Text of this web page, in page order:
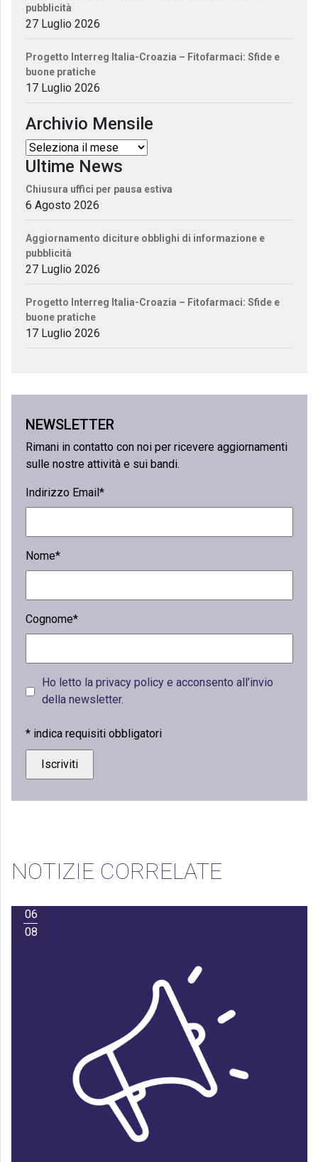
pubblicità
27 Luglio 2026
Progetto Interreg Italia-Croazia – Fitofarmaci: Sfide e
buone pratiche
17 Luglio 2026
Archivio Mensile
Ultime News
Chiusura uffici per pausa estiva
6 Agosto 2026
Aggiornamento diciture obblighi di informazione e
pubblicità
27 Luglio 2026
Progetto Interreg Italia-Croazia – Fitofarmaci: Sfide e
buone pratiche
17 Luglio 2026
NEWSLETTER
Rimani in contatto con noi per ricevere aggiornamenti
sulle nostre attività e sui bandi.
Indirizzo Email*
Nome*
Cognome*
Ho letto la privacy policy e acconsento all’invio
della newsletter.
* indica requisiti obbligatori
NOTIZIE CORRELATE
06
08